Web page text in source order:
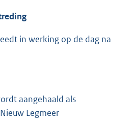
in werking op de dag na
aangehaald als
Legmeer